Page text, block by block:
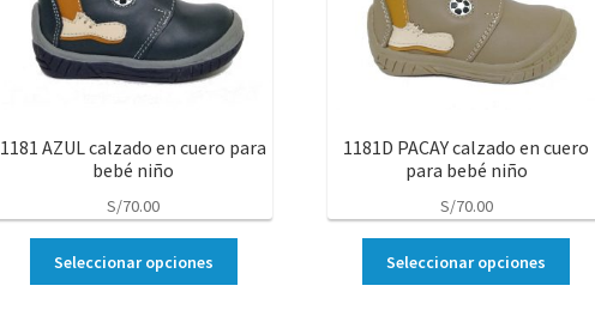
1181 AZUL calzado en cuero para
bebé niño
S/70.00
Seleccionar opciones
1181D PACAY calzado en cuero
para bebé niño
S/70.00
Seleccionar opciones